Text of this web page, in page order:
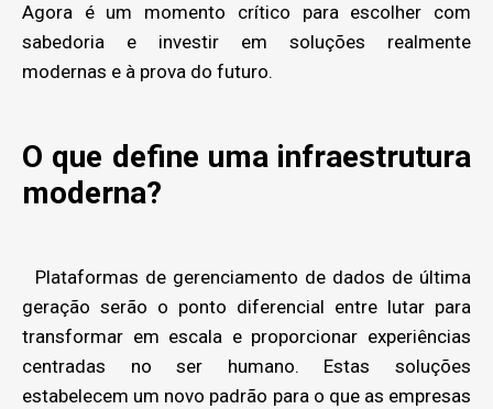
Agora é um momento crítico para escolher com
sabedoria e investir em soluções realmente
modernas e à prova do futuro.
O que define uma infraestrutura
moderna?
Plataformas de gerenciamento de dados de última
geração serão o ponto diferencial entre lutar para
transformar em escala e proporcionar experiências
centradas no ser humano. Estas soluções
estabelecem um novo padrão para o que as empresas